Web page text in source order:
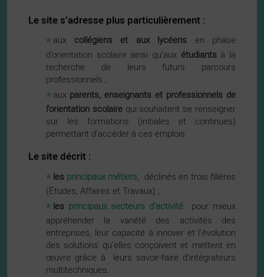
Le site s’adresse plus particulièrement :
aux collégiens et aux lycéens en phase
d’orientation scolaire ainsi qu’aux étudiantsà la
recherche de leurs futurs parcours
professionnels ;
aux parents, enseignants et professionnels de
l’orientation scolairequi souhaitent se renseigner
sur les formations (initiales et continues)
permettant d’accéder à ces emplois.
Le site décrit :
les principaux métiers, déclinés en trois filières
(Études, Affaires et Travaux) ;
les principaux secteurs d’activité
pour mieux
appréhender la variété des activités des
entreprises, leur capacité à innover et l’évolution
des solutions qu’elles conçoivent et mettent en
œuvre grâce à leurs savoir-faire d’intégrateurs
multitechniques.